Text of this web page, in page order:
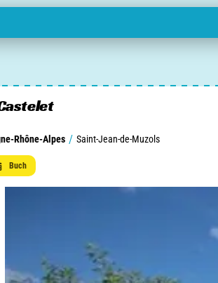
Campingplatz in ...
Rhône-Alpes / Saint-Jean-de-Muzols
Buch